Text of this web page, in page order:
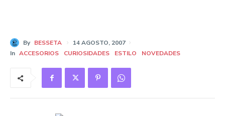
By BESSETA
14 AGOSTO, 2007
In ACCESORIOS CURIOSIDADES ESTILO NOVEDADES